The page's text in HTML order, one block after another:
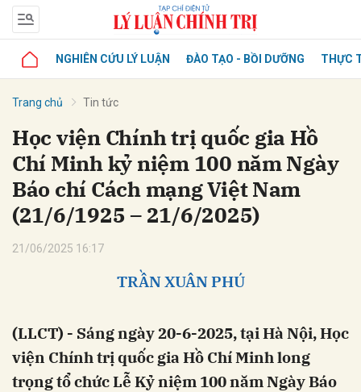
NGHIÊN CỨU LÝ LUẬN ĐÀO TẠO - BỒI DƯỠNG THỰC
Trang chủ Tin tức
Học viện Chính trị quốc gia Hồ
Chí Minh kỷ niệm 100 năm Ngày
Báo chí Cách mạng Việt Nam
(21/6/1925 – 21/6/2025)
21/06/2025 16:17
TRẦN XUÂN PHÚ
(LLCT) - Sáng ngày 20-6-2025, tại Hà Nội, Học
viện Chính trị quốc gia Hồ Chí Minh long
trọng tổ chức Lễ Kỷ niệm 100 năm Ngày Báo